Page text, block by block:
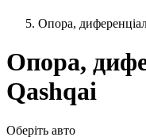
Опора,
Опора,
Qashqai
Оберіть авто